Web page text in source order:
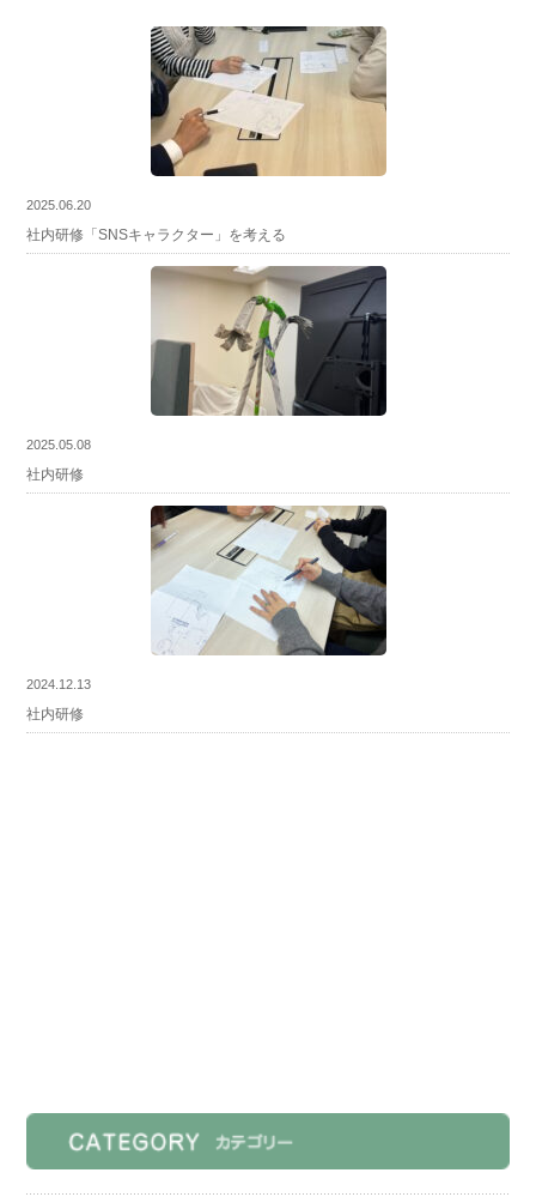
2025.06.20
社内研修「SNSキャラクター」を考える
2025.05.08
社内研修
2024.12.13
社内研修